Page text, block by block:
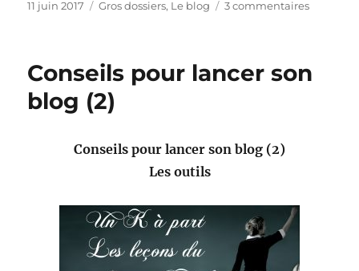
Publié
11 juin 2017 Catégories
Gros dossiers, Le blog 3 commentairessur
son
Conseils pour lancer son
blog (2)
Conseils pour lancer son blog (2)
Les outils